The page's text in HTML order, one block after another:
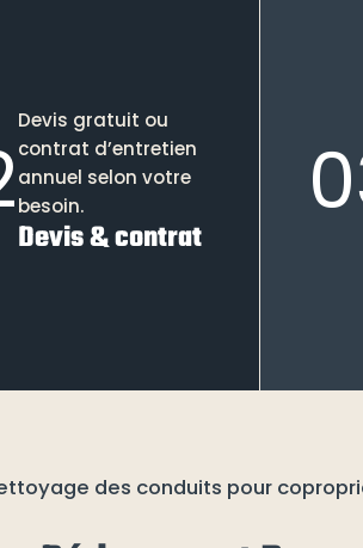
Devis gratuit ou
contrat d’entretien
annuel selon votre
besoin.
Devis & contrat
des conduits pour